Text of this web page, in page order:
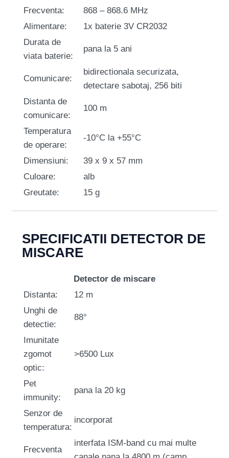
Frecventa:
868 – 868.6 MHz
Alimentare:
1x baterie 3V CR2032
Durata de
viata baterie:
pana la 5 ani
Comunicare:
bidirectionala securizata,
detectare sabotaj, 256 biti
Distanta de
comunicare:
100 m
Temperatura
de operare:
-10°C la +55°C
Dimensiuni:
39 x 9 x 57 mm
Culoare:
alb
Greutate:
15 g
SPECIFICATII DETECTOR DE
MISCARE
Detector de miscare
Distanta:
12 m
Unghi de
detectie:
88°
Imunitate
zgomot
optic:
>6500 Lux
Pet
immunity:
pana la 20 kg
Senzor de
temperatura:
incorporat
Frecventa
interfata ISM-band cu mai multe